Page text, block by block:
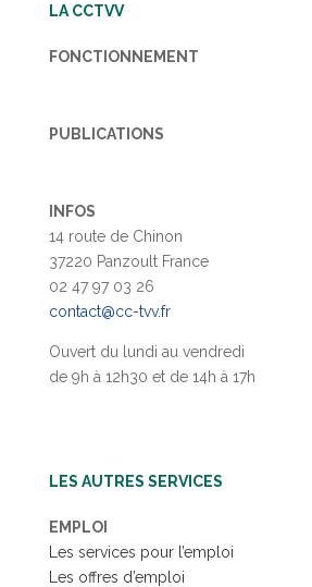
LA CCTVV
FONCTIONNEMENT
PUBLICATIONS
INFOS
14 route de Chinon
37220 Panzoult France
02 47 97 03 26
contact@cc-tvv.fr
Ouvert du lundi au vendredi
de 9h à 12h30 et de 14h à 17h
LES AUTRES SERVICES
EMPLOI
Les services pour l’emploi
Les offres d’emploi